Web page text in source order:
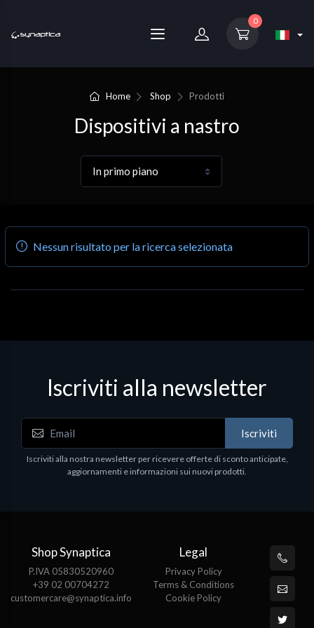
0
Home Shop Prodotti
Dispositivi a nastro
Nessun risultato per la ricerca selezionata
Iscriviti alla newsletter
Iscriviti
Iscriviti alla nostra newsletter per ricevere offerte di sconto anticipate,
aggiornamenti e informazioni sui nuovi prodotti.
Shop Synaptica
P.IVA 05830520960
+39 02 00704272
customercare@synaptica.info
Legal
Privacy Policy
Terms & Conditions
Cookie Policy